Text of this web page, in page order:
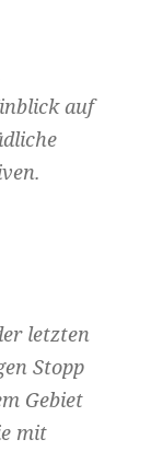
auf
letzten
Stopp
Gebiet
mit